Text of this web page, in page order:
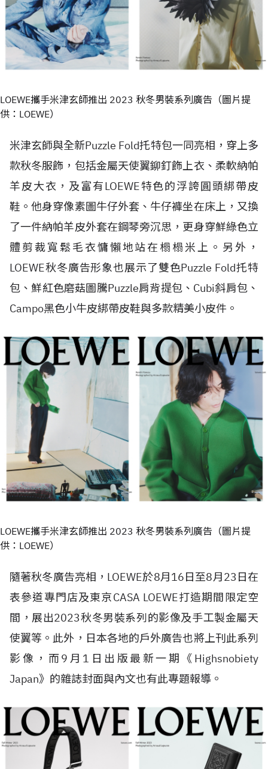
LOEWE攜手米津玄師推出 2023 秋冬男裝系列廣告（圖片提
供：LOEWE）
米津玄師與全新Puzzle Fold托特包一同亮相，穿上多
款秋冬服飾，包括金屬天使翼鉚釘飾上衣、柔軟納帕
羊皮大衣，及富有LOEWE特色的浮誇圓頭綁帶皮
鞋。他身穿像素圖牛仔外套、牛仔褲坐在床上，又換
了一件納帕羊皮外套在鋼琴旁沉思，更身穿鮮綠色立
體剪裁寬鬆毛衣慵懶地站在榻榻米上。另外，
LOEWE秋冬廣告形象也展示了雙色Puzzle Fold托特
包、鮮紅色磨菇圖騰Puzzle肩背提包、Cubi斜肩包、
Campo黑色小牛皮綁帶皮鞋與多款精美小皮件。
LOEWE攜手米津玄師推出 2023 秋冬男裝系列廣告（圖片提
供：LOEWE）
隨著秋冬廣告亮相，LOEWE於8月16日至8月23日在
表參道專門店及東京CASA LOEWE打造期間限定空
間，展出2023秋冬男裝系列的影像及手工製金屬天
使翼等。此外，日本各地的戶外廣告也將上刊此系列
影像，而9月1日出版最新一期《Highsnobiety
Japan》的雜誌封面與內文也有此專題報導。